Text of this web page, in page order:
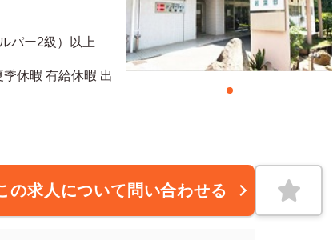
パー2級）以上
休暇 有給休暇 出
の求人について問い合わせる